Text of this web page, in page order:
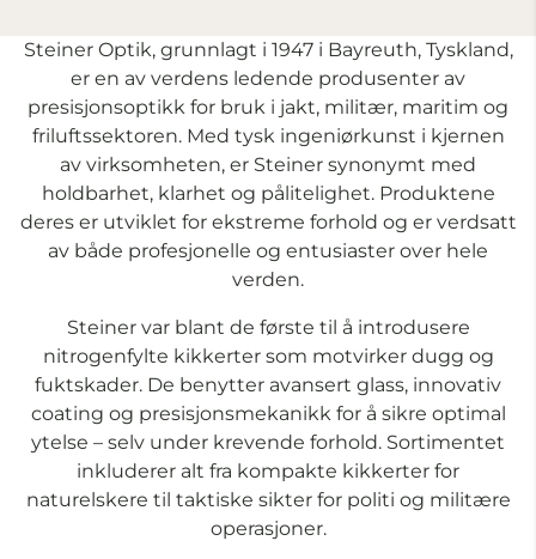
Steiner Optik, grunnlagt i 1947 i Bayreuth, Tyskland,
er en av verdens ledende produsenter av
presisjonsoptikk for bruk i jakt, militær, maritim og
friluftssektoren. Med tysk ingeniørkunst i kjernen
av virksomheten, er Steiner synonymt med
holdbarhet, klarhet og pålitelighet. Produktene
deres er utviklet for ekstreme forhold og er verdsatt
av både profesjonelle og entusiaster over hele
verden.
Steiner var blant de første til å introdusere
nitrogenfylte kikkerter som motvirker dugg og
fuktskader. De benytter avansert glass, innovativ
coating og presisjonsmekanikk for å sikre optimal
ytelse – selv under krevende forhold. Sortimentet
inkluderer alt fra kompakte kikkerter for
naturelskere til taktiske sikter for politi og militære
operasjoner.